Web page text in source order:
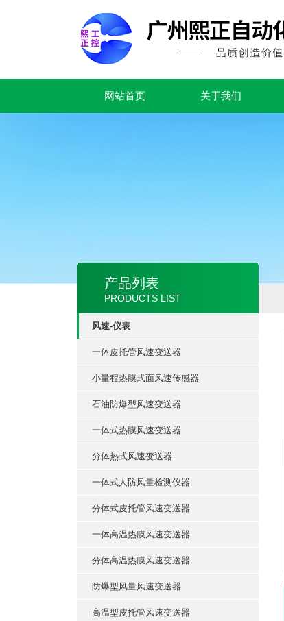
网站首页 关于我们
产品列表
PRODUCTS LIST
风速-仪表
一体皮托管风速变送器
小量程热膜式面风速传感器
石油防爆型风速变送器
一体式热膜风速变送器
分体热式风速变送器
一体式人防风量检测仪器
分体式皮托管风速变送器
一体高温热膜风速变送器
分体高温热膜风速变送器
防爆型风量风速变送器
高温型皮托管风速变送器